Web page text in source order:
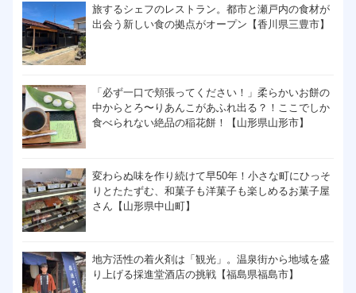
旅するシェフのレストラン。都市と瀬戸内の食材が
出会う新しい食の拠点がオープン【香川県三豊市】
「必ず一口で頬張ってください！」柔らかいお餅の
中からとろ〜りあんこがあふれ出る？！ここでしか
食べられない絶品の稲花餅！【山形県山形市】
変わらぬ味を作り続けて早50年！小さな町にひっそ
りとたたずむ、和菓子も洋菓子も楽しめるお菓子屋
さん【山形県中山町】
地方活性の着火剤は「観光」。温泉街から地域を盛
り上げる採進堂酒店の挑戦【福島県福島市】